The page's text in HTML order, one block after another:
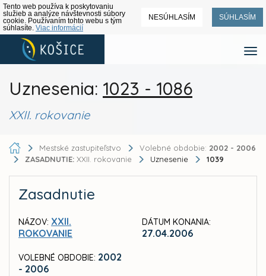
Tento web používa k poskytovaniu
služieb a analýze návštevnosti súbory
cookie. Používaním tohto webu s tým
súhlasíte. Viac informácií
NESÚHLASÍM SÚHLASÍM
Uznesenia: 1023 - 1086
XXII. rokovanie
Mestské zastupiteľstvo Volebné obdobie: 2002 - 2006
ZASADNUTIE: XXII. rokovanie Uznesenie 1039
Zasadnutie
NÁZOV: XXII.
ROKOVANIE
VOLEBNÉ OBDOBIE: 2002
- 2006
DÁTUM KONANIA:
27.04.2006